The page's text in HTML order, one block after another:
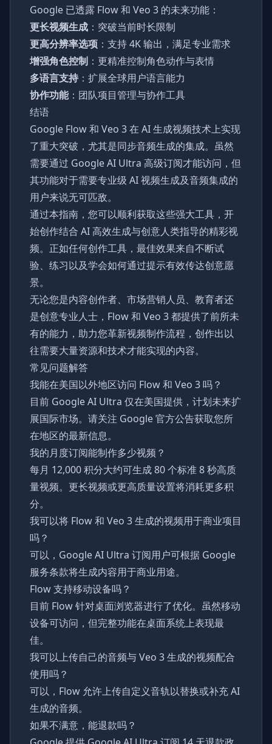
Google 已透露 Flow 和 Veo 3 的未来功能：
更长视频生成 ：突破当前时长限制
更高分辨率选项 ：支持 4K 输出，满足专业需求
增强角色控制 ：更精准控制角色动作与表情
多语言支持 ：扩展全球用户语言能力
协作功能：团队项目管理与协作工具
结语
Google Flow 和 Veo 3 在 AI 生成视频技术上实现
了重大突破，尤其是同步音频生成的集成。虽然
需要通过 Google AI Ultra 高级订阅才能访问，但
其功能对于需要专业级 AI 视频生成及音频集成的
用户来说无可匹敌。
通过本指南，您可以顺利获取这些强大工具，开
始创作结合 AI 高效生成与创意人类指导的精彩视
频。正如任何创作工具，最佳效果来自不断试
验、练习以及学会如何通过提示有效传达创意愿
景。
无论您是内容创作者、市场营销人员、教育者还
是创意专业人士，Flow 和 Veo 3 都提供了前所未
有的能力，助力您革新视频制作流程，创作出以
往需要大量资源和技术才能实现的内容。
常见问题解答
我能在美国以外地区访问 Flow 和 Veo 3 吗？
目前 Google AI Ultra 仅在美国提供，计划未来扩
展国际市场。请关注 Google 官方公告获取您所
在地区的最新信息。
我的月度订阅能制作多少视频？
每月 12,000 积分大约可生成 80 个标准 8 秒高质
量视频。更长视频或更高质量设置将消耗更多积
分。
我可以将 Flow 和 Veo 3 生成的视频用于商业项目
吗？
可以，Google AI Ultra 订阅用户可根据 Google
服务条款将生成内容用于商业用途。
Flow 支持移动设备吗？
目前 Flow 针对桌面浏览器进行了优化。虽然移动
设备可访问，但完整功能在桌面系统上表现最
佳。
我可以上传自己的音频与 Veo 3 生成的视频配合
使用吗？
可以，Flow 允许上传自定义音轨以替换或补充 AI
生成的音频。
如果不满意，能退款吗？